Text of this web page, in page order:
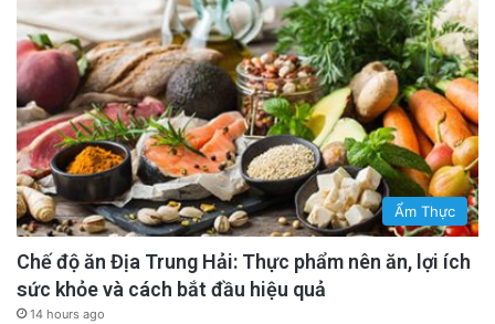
Ẩm Thực
Chế độ ăn Địa Trung Hải: Thực phẩm nên ăn, lợi ích
sức khỏe và cách bắt đầu hiệu quả
14 hours ago